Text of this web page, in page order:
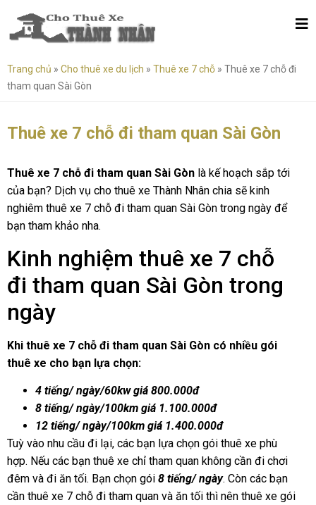
Trang chủ » Cho thuê xe du lịch » Thuê xe 7 chỗ » Thuê xe 7 chỗ đi
tham quan Sài Gòn
Thuê xe 7 chỗ đi tham quan Sài Gòn
Thuê xe 7 chỗ đi tham quan Sài Gòn là kế hoạch sắp tới
của bạn? Dịch vụ cho thuê xe Thành Nhân chia sẽ kinh
nghiêm thuê xe 7 chỗ đi tham quan Sài Gòn trong ngày để
bạn tham khảo nha.
Kinh nghiệm thuê xe 7 chỗ
đi tham quan Sài Gòn trong
ngày
Khi thuê xe 7 chỗ đi tham quan Sài Gòn có nhiều gói
thuê xe cho bạn lựa chọn:
4 tiếng/ ngày/60kw giá 800.000đ
8 tiếng/ ngày/100km giá 1.100.000đ
12 tiếng/ ngày/100km giá 1.400.000đ
Tuỳ vào nhu cầu đi lại, các bạn lựa chọn gói thuê xe phù
hợp. Nếu các bạn thuê xe chỉ tham quan không cần đi chơi
đêm và đi ăn tối. Bạn chọn gói 8 tiếng/ ngày. Còn các bạn
cần thuê xe 7 chỗ đi tham quan và ăn tối thì nên thuê xe gói